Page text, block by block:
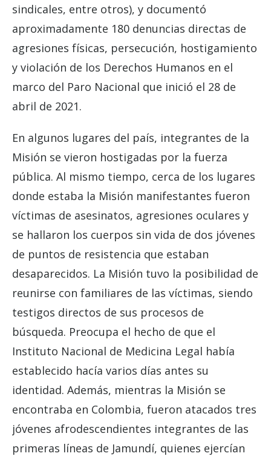
sindicales, entre otros), y documentó
aproximadamente 180 denuncias directas de
agresiones físicas, persecución, hostigamiento
y violación de los Derechos Humanos en el
marco del Paro Nacional que inició el 28 de
abril de 2021.
En algunos lugares del país, integrantes de la
Misión se vieron hostigadas por la fuerza
pública. Al mismo tiempo, cerca de los lugares
donde estaba la Misión manifestantes fueron
víctimas de asesinatos, agresiones oculares y
se hallaron los cuerpos sin vida de dos jóvenes
de puntos de resistencia que estaban
desaparecidos. La Misión tuvo la posibilidad de
reunirse con familiares de las víctimas, siendo
testigos directos de sus procesos de
búsqueda. Preocupa el hecho de que el
Instituto Nacional de Medicina Legal había
establecido hacía varios días antes su
identidad. Además, mientras la Misión se
encontraba en Colombia, fueron atacados tres
jóvenes afrodescendientes integrantes de las
primeras líneas de Jamundí, quienes ejercían